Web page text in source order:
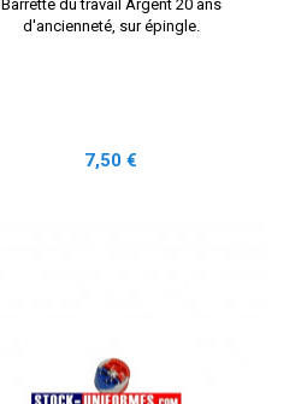
Barrette du travail Argent 20 ans
d'ancienneté, sur épingle.
Prix
7,50 €